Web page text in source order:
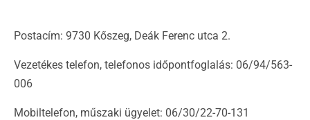
Postacím: 9730 Kőszeg, Deák Ferenc utca 2.
Vezetékes telefon, telefonos időpontfoglalás: 06/94/563-
006
Mobiltelefon, műszaki ügyelet: 06/30/22-70-131